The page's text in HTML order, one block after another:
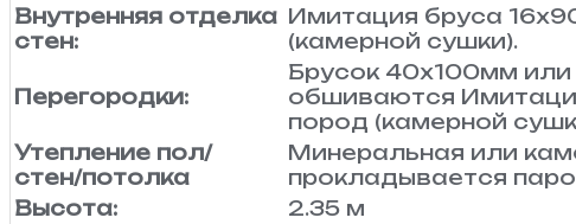
Внутренняя отделка
стен:
Имитация бруса
(камерной сушки).
Перегородки:
Брусок 40х100мм
обшиваются
пород (камерной
Утепление пол/
стен/потолка
Минеральная или
прокладывается
Высота:
2.35 м